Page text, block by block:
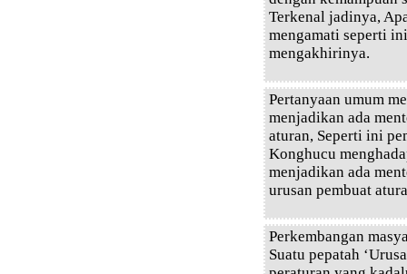
Terkenal jadinya,
mengamati seperti
mengakhirinya.
Pertanyaan umum
menjadikan ada
aturan, Seperti ini
Konghucu
menjadikan ada
urusan pembuat
Perkembangan
Suatu pepatah